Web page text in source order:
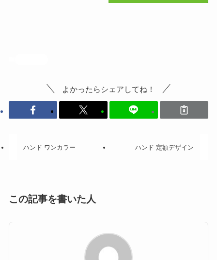
よかったらシェアしてね！
ハンド ワンカラー ハンド 定額デザイン
この記事を書いた人